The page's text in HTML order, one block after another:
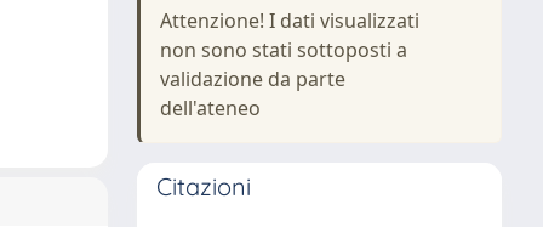
Attenzione! I dati visualizzati
non sono stati sottoposti a
validazione da parte
dell'ateneo
Citazioni